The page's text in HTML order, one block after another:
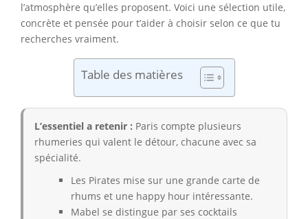
l’atmosphère qu’elles proposent. Voici une sélection utile,
concrète et pensée pour t’aider à choisir selon ce que tu
recherches vraiment.
Table des matières
L’essentiel a retenir : Paris compte plusieurs
rhumeries qui valent le détour, chacune avec sa
spécialité.
Les Pirates mise sur une grande carte de
rhums et une happy hour intéressante.
Mabel se distingue par ses cocktails